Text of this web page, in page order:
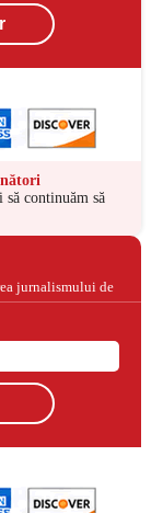
continuăm să
jurnalismului de